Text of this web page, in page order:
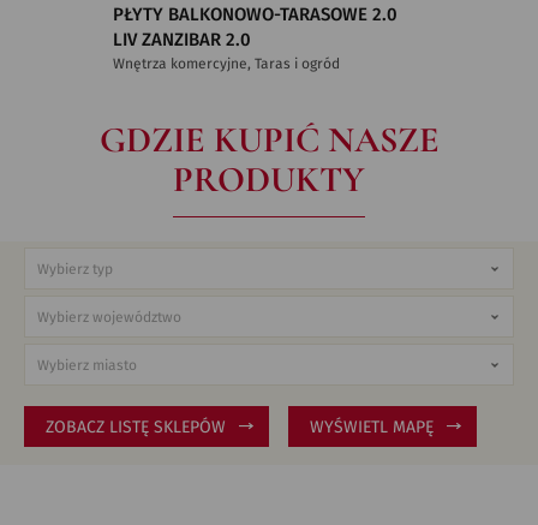
PŁYTY BALKONOWO-TARASOWE 2.0
LIV ZANZIBAR 2.0
Wnętrza komercyjne, Taras i ogród
GDZIE KUPIĆ NASZE
PRODUKTY
ZOBACZ LISTĘ SKLEPÓW WYŚWIETL MAPĘ